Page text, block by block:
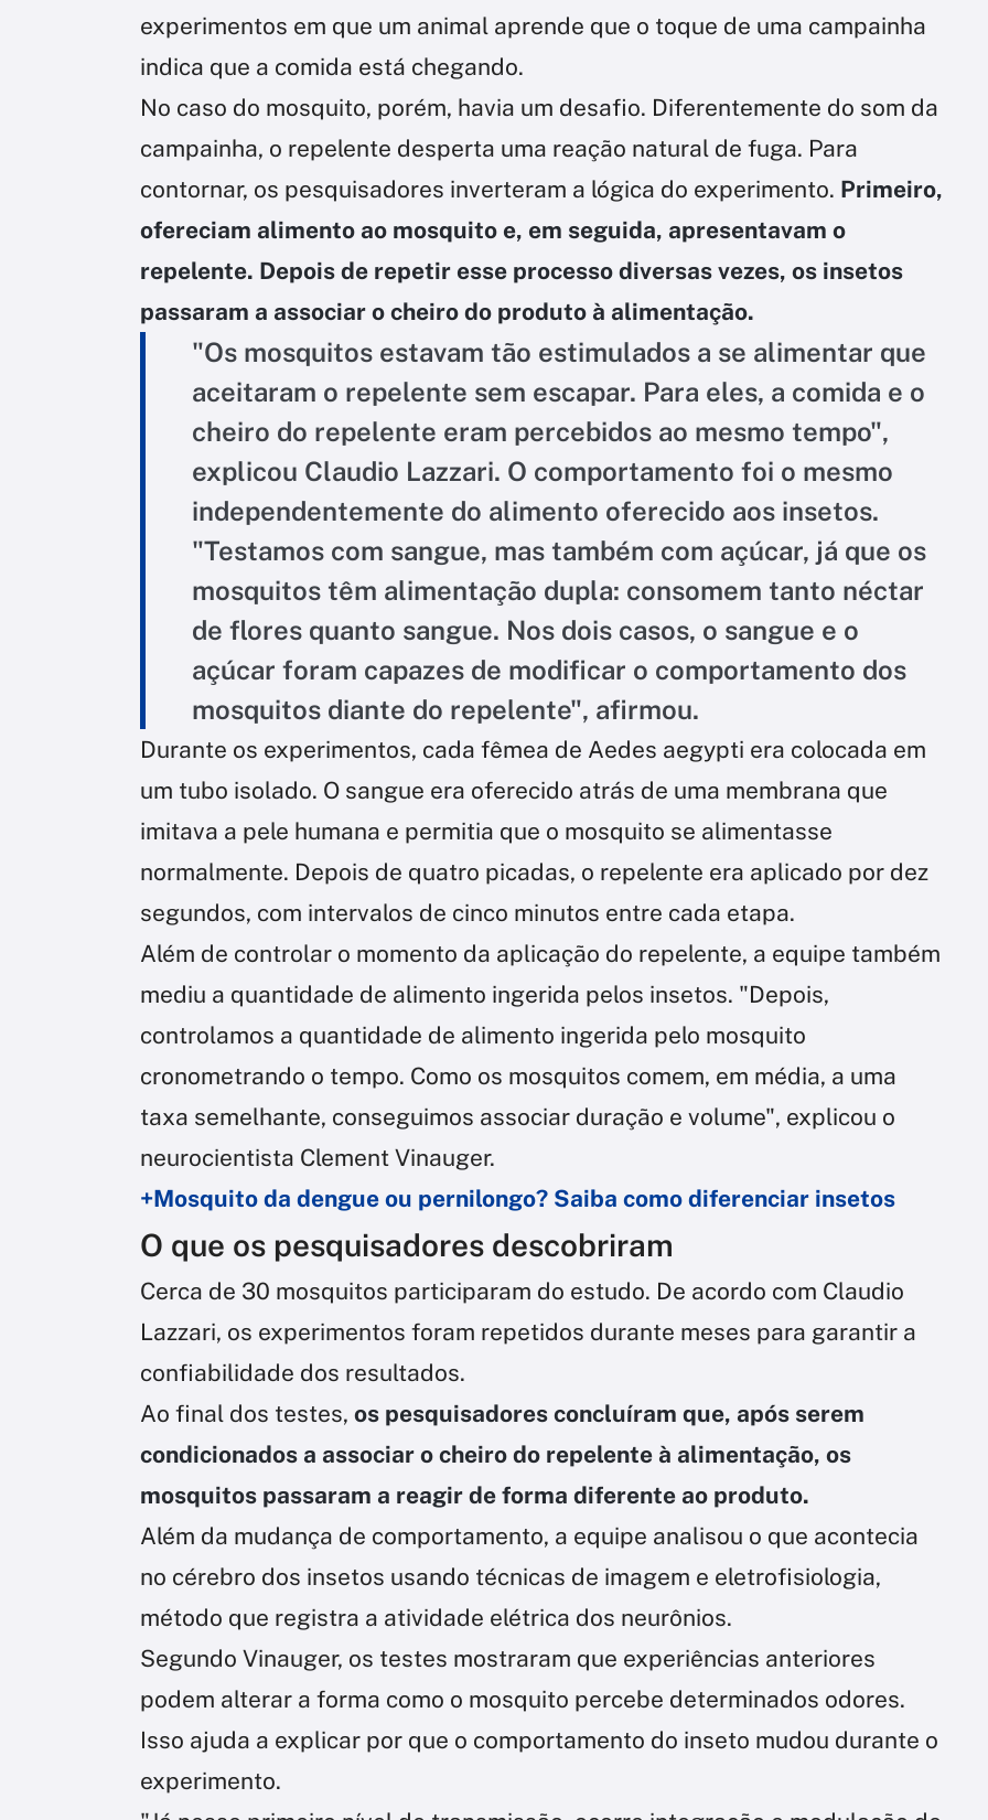
experimentos em que um animal aprende que o toque de uma campainha
indica que a comida está chegando.
No caso do mosquito, porém, havia um desafio. Diferentemente do som da
campainha, o repelente desperta uma reação natural de fuga. Para
contornar, os pesquisadores inverteram a lógica do experimento. Primeiro,
ofereciam alimento ao mosquito e, em seguida, apresentavam o
repelente. Depois de repetir esse processo diversas vezes, os insetos
passaram a associar o cheiro do produto à alimentação.
"Os mosquitos estavam tão estimulados a se alimentar que
aceitaram o repelente sem escapar. Para eles, a comida e o
cheiro do repelente eram percebidos ao mesmo tempo",
explicou Claudio Lazzari. O comportamento foi o mesmo
independentemente do alimento oferecido aos insetos.
"Testamos com sangue, mas também com açúcar, já que os
mosquitos têm alimentação dupla: consomem tanto néctar
de flores quanto sangue. Nos dois casos, o sangue e o
açúcar foram capazes de modificar o comportamento dos
mosquitos diante do repelente", afirmou.
Durante os experimentos, cada fêmea de Aedes aegypti era colocada em
um tubo isolado. O sangue era oferecido atrás de uma membrana que
imitava a pele humana e permitia que o mosquito se alimentasse
normalmente. Depois de quatro picadas, o repelente era aplicado por dez
segundos, com intervalos de cinco minutos entre cada etapa.
Além de controlar o momento da aplicação do repelente, a equipe também
mediu a quantidade de alimento ingerida pelos insetos. "Depois,
controlamos a quantidade de alimento ingerida pelo mosquito
cronometrando o tempo. Como os mosquitos comem, em média, a uma
taxa semelhante, conseguimos associar duração e volume", explicou o
neurocientista Clement Vinauger.
+Mosquito da dengue ou pernilongo? Saiba como diferenciar insetos
O que os pesquisadores descobriram
Cerca de 30 mosquitos participaram do estudo. De acordo com Claudio
Lazzari, os experimentos foram repetidos durante meses para garantir a
confiabilidade dos resultados.
Ao final dos testes, os pesquisadores concluíram que, após serem
condicionados a associar o cheiro do repelente à alimentação, os
mosquitos passaram a reagir de forma diferente ao produto.
Além da mudança de comportamento, a equipe analisou o que acontecia
no cérebro dos insetos usando técnicas de imagem e eletrofisiologia,
método que registra a atividade elétrica dos neurônios.
Segundo Vinauger, os testes mostraram que experiências anteriores
podem alterar a forma como o mosquito percebe determinados odores.
Isso ajuda a explicar por que o comportamento do inseto mudou durante o
experimento.